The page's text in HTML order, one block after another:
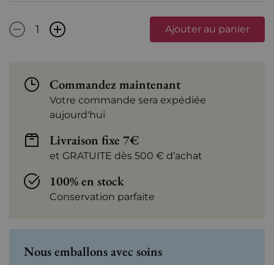
- + Ajouter au panier
Commandez maintenant
Votre commande sera expédiée
aujourd'hui
Livraison fixe 7€
et GRATUITE dès 500 € d’achat
100% en stock
Conservation parfaite
Nous emballons avec soins